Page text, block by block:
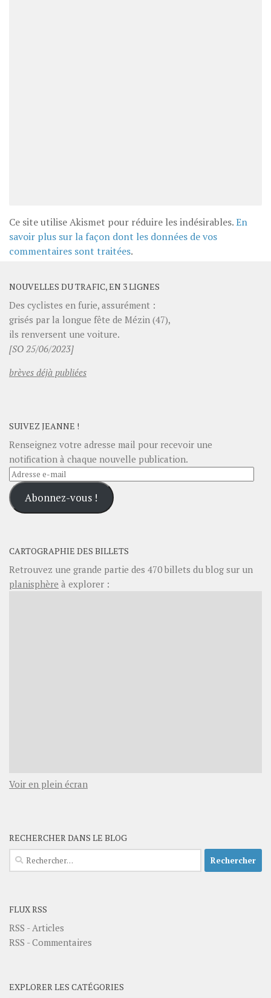
Ce site utilise Akismet pour réduire les indésirables.En
savoir plus sur la façon dont les données de vos
commentaires sont traitées.
NOUVELLES DU TRAFIC, EN 3 LIGNES
Des cyclistes en furie, assurément :
grisés par la longue fête de Mézin (47),
ils renversent une voiture.
[SO 25/06/2023]
brèves déjà publiées
SUIVEZ JEANNE !
Renseignez votre adresse mail pour recevoir une
notification à chaque nouvelle publication.
Adresse
e-
mailAbonnez-vous !
CARTOGRAPHIE DES BILLETS
Retrouvez une grande partie des 470billets du blog sur un
planisphère à explorer :
Voir en plein écran
RECHERCHER DANS LE BLOG
Rechercher :
FLUX RSS
RSS - Articles
RSS - Commentaires
EXPLORER LES CATÉGORIES